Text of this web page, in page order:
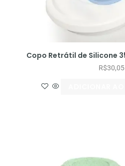
Copo Retrátil de Silicone
R$30,05